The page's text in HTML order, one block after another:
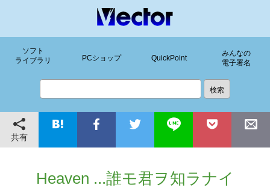
ソフト
ライブラリ
PCショップ QuickPoint
みんなの
電子署名
共有
Heaven ...誰モ君ヲ知ラナイ